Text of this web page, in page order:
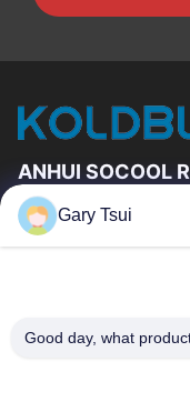
ANHUI SOCOOL
Hızlı Linkler
Fabrika Turu
Gary Tsui
Good day, what